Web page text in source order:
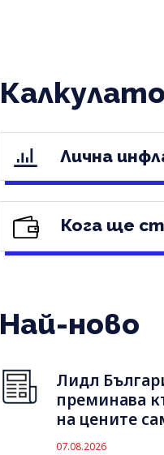
Лична
Кога ще
Най-ново
Лидл
преминава
на цените
07.08.2026